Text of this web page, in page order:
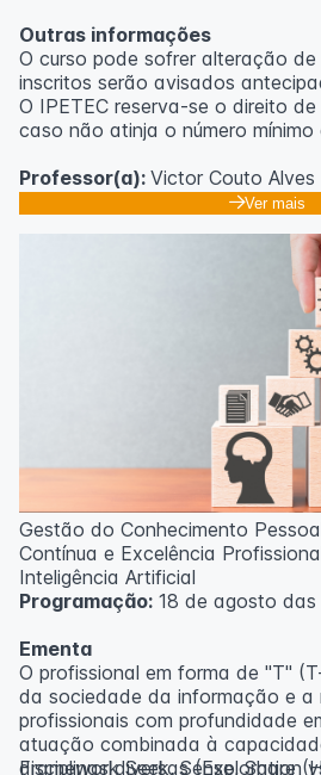
Outras informações
O curso pode sofrer alteração
inscritos serão avisados
O IPETEC reserva-se o direito
caso não atinja o número mínimo
Professor(a): Victor Couto Alves
Ver mais
Gestão do Conhecimento
Contínua e Excelência
Inteligência Artificial
Programação: 18 de agosto das
Ementa
O profissional em forma de "T"
da sociedade da informação e a
profissionais com profundidade
atuação combinada à
disciplinas diversas (Exploration
Framework Seek, Sense, Share